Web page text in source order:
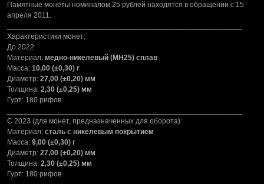
Памятные монеты номиналом 25 рублей находятся в обращении с 15
апреля 2011.
Характеристики монет:
До 2022
Материал: медно-никелевый (МН25) сплав
Масса: 10,00 (±0,30) г
Диаметр: 27,00 (±0,20) мм
Толщина: 2,30 (±0,25) мм
Гурт: 180 рифов
С 2023 (для монет, предназначенных для оборота)
Материал: сталь с никелевым покрытием
Масса: 9,00 (±0,30) г
Диаметр: 27,00 (±0,20) мм
Толщина: 2,30 (±0,25) мм
Гурт: 180 рифов